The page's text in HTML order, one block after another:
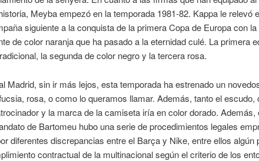
Meyba empezó en la temporada 1981-82. Kappa le relevó
siguiente a la conquista de la primera Copa de Europa con
de color naranja que ha pasado a la eternidad culé. La primera
la segunda de color negro y la tercera rosa.
Madrid, sin ir más lejos, esta temporada ha estrenado un
rosa, o como lo queramos llamar. Además, tanto el escudo,
y la marca de la camiseta iría en color dorado. Además,
de Bartomeu hubo una serie de procedimientos legales
diferentes discrepancias entre el Barça y Nike, entre ellos algún
contractual de la multinacional según el criterio de los